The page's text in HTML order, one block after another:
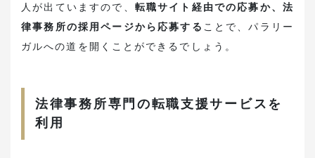
人が出ていますので、 転職サイト経由での応募か、法
律事務所の採用ページから応募する ことで、パラリー
ガルへの道を開くことができるでしょう。
法律事務所専門の転職支援サービスを
利用